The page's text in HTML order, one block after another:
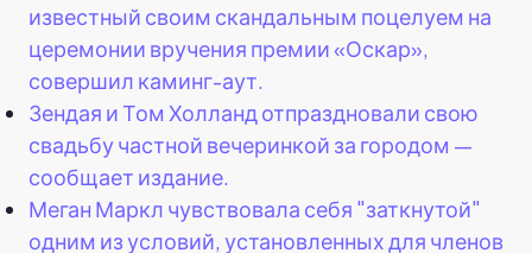
известный своим скандальным поцелуем на
церемонии вручения премии «Оскар»,
совершил каминг-аут.
Зендая и Том Холланд отпраздновали свою
свадьбу частной вечеринкой за городом —
сообщает издание.
Меган Маркл чувствовала себя "заткнутой"
одним из условий, установленных для членов